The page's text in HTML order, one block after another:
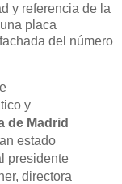
y referencia de la
placa
del número
y
de Madrid
estado
presidente
directora